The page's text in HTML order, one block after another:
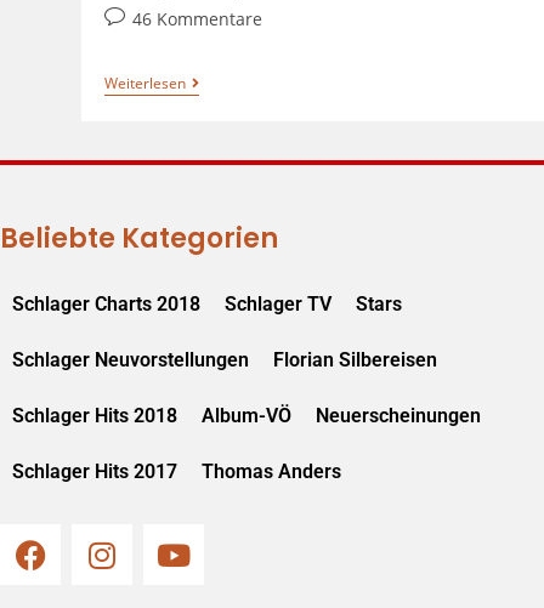
46 Kommentare
Weiterlesen
Beliebte Kategorien
Schlager Charts 2018 Schlager TV Stars
Schlager Neuvorstellungen Florian Silbereisen
Schlager Hits 2018 Album-VÖ Neuerscheinungen
Schlager Hits 2017 Thomas Anders